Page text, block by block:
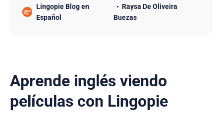
aprender inglés a través de dibujos animados en
inglés. Y sí, esto es absolutamente posible. Tabla
Lingopie Blog en
Español
Raysa De Oliveira
Buezas
Aprende inglés viendo
películas con Lingopie